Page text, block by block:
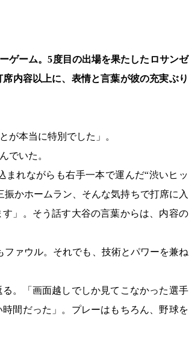
ゲーム。5度目の出場を果たしたロサンゼ
内容以上に、表情と言葉が彼の充実ぶり
が本当に特別でした」。
でいた。
れながらも右手一本で運んだ“渋いヒッ
かホームラン、そんな気持ちで打席に入
」。そう話す大谷の言葉からは、内容の
ァウル。それでも、技術とパワーを兼ね
。「画面越しでしか見てこなかった選手
間だった」。プレーはもちろん、野球を